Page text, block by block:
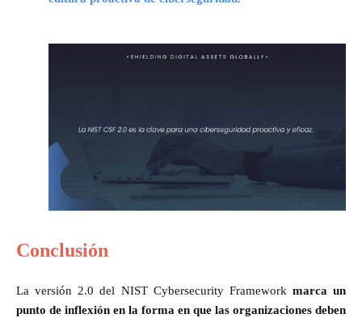
Conclusión
La versión 2.0 del NIST Cybersecurity Framework marca un
punto de inflexión en la forma en que las organizaciones deben